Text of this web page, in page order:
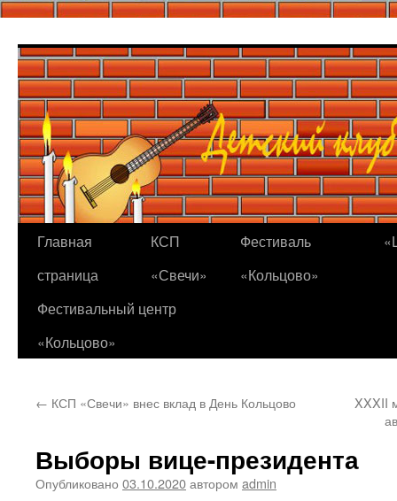
содержимому
Главная
страница
КСП
«Свечи»
Фестиваль
«Кольцово»
Фестивальный центр
«Кольцово»
← КСП «Свечи» внес вклад в День Кольцово
XXXII
Выборы вице-президента
Опубликовано 03.10.2020автором admin